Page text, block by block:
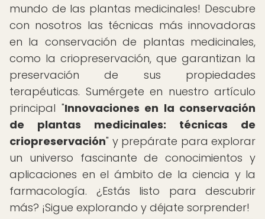
mundo de las plantas medicinales! Descubre
con nosotros las técnicas más innovadoras
en la conservación de plantas medicinales,
como la criopreservación, que garantizan la
preservación de sus propiedades
terapéuticas. Sumérgete en nuestro artículo
principal "Innovaciones en la conservación
de plantas medicinales: técnicas de
criopreservación" y prepárate para explorar
un universo fascinante de conocimientos y
aplicaciones en el ámbito de la ciencia y la
farmacología. ¿Estás listo para descubrir
más? ¡Sigue explorando y déjate sorprender!